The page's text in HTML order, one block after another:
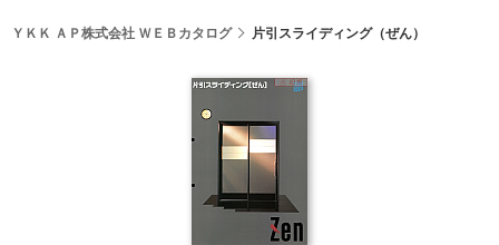
ＹＫＫ ＡＰ株式会社 ＷＥＢカタログ 片引スライディング（ぜん）